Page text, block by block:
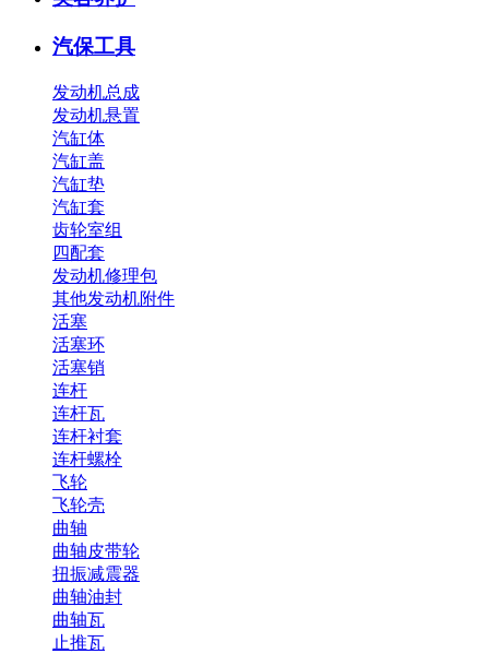
汽保工具
发动机总成
发动机悬置
汽缸体
汽缸盖
汽缸垫
汽缸套
齿轮室组
四配套
发动机修理包
其他发动机附件
活塞
活塞环
活塞销
连杆
连杆瓦
连杆衬套
连杆螺栓
飞轮
飞轮壳
曲轴
曲轴皮带轮
扭振减震器
曲轴油封
曲轴瓦
止推瓦